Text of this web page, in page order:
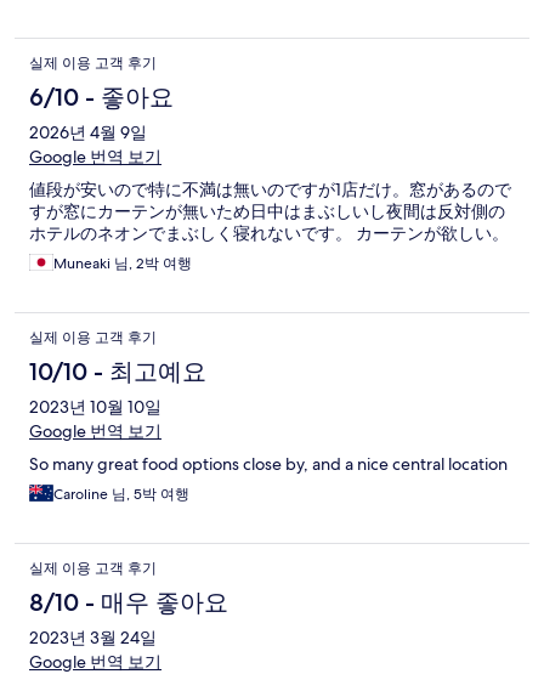
실제 이용 고객 후기
6/10 - 좋아요
2026년 4월 9일
Google 번역 보기
値段が安いので特に不満は無いのですが1店だけ。窓があるので
すが窓にカーテンが無いため日中はまぶしいし夜間は反対側の
ホテルのネオンでまぶしく寝れないです。 カーテンが欲しい。
Muneaki 님, 2박 여행
실제 이용 고객 후기
10/10 - 최고예요
2023년 10월 10일
Google 번역 보기
So many great food options close by, and a nice central location
Caroline 님, 5박 여행
실제 이용 고객 후기
8/10 - 매우 좋아요
2023년 3월 24일
Google 번역 보기